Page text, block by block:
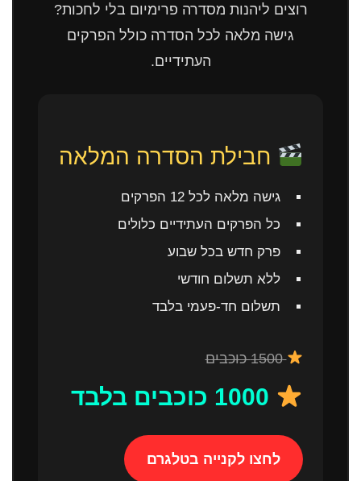
רוצים ליהנות מסדרה פרימיום בלי לחכות?
גישה מלאה לכל הסדרה כולל הפרקים
העתידיים.
חבילת הסדרה המלאה
גישה מלאה לכל 12 הפרקים
כל הפרקים העתידיים כלולים
פרק חדש בכל שבוע
ללא תשלום חודשי
תשלום חד-פעמי בלבד
1500 כוכבים
לחצו לקנייה בטלגרם